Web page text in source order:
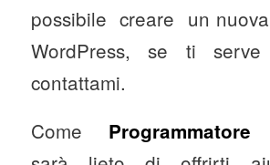
possibile creare un
WordPress, se ti
contattami.
Come Programmatore